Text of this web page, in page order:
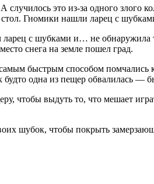
это из-за одного злого
Гномики нашли ларец с
с шубками и… не обнаружила
снега на земле пошел град.
быстрым способом помчались
одна из пещер обвалилась —
чтобы выдуть то, что мешает
шубок, чтобы покрыть